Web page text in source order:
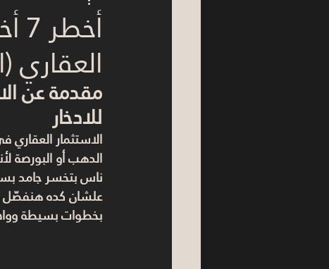
مقدمة عن
للادخار
الاستثمار
الدهب أو البورصة
ناس بتخسر جامد
علشان كده
بخطوات بسيطة